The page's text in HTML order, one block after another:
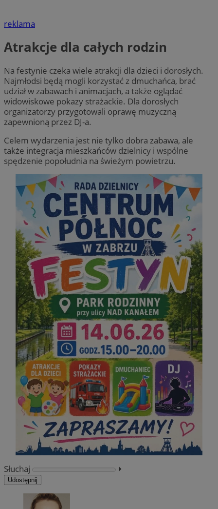
reklama
Atrakcje dla całych rodzin
Na festynie czeka wiele atrakcji dla dzieci i dorosłych.
Najmłodsi będą mogli korzystać z dmuchańca, brać
udział w zabawach i animacjach, a także oglądać
widowiskowe pokazy strażackie. Dla dorosłych
organizatorzy przygotowali oprawę muzyczną
zapewnioną przez DJ-a.
Celem wydarzenia jest nie tylko dobra zabawa, ale
także integracja mieszkańców dzielnicy i wspólne
spędzenie popołudnia na świeżym powietrzu.
Słuchaj ⏵︎
Udostępnij